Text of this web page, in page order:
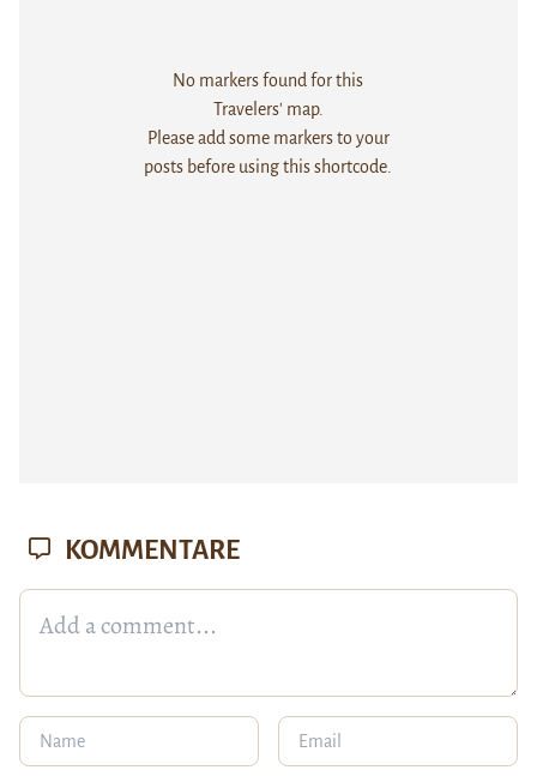
No markers found for this
Travelers' map.
Please add some markers to your
posts before using this shortcode.
KOMMENTARE